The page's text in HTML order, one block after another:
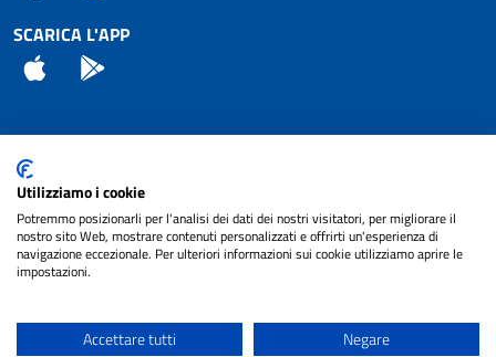
SCARICA L'APP
App Store
Attuazione Misure PNRR
Piano di miglioramento del sito
Note legali
cura diNET SMART
Utilizziamo i cookie
Potremmo posizionarli per l'analisi dei dati dei nostri visitatori, per migliorare il
nostro sito Web, mostrare contenuti personalizzati e offrirti un'esperienza di
navigazione eccezionale. Per ulteriori informazioni sui cookie utilizziamo aprire le
impostazioni.
Accettare tutti Negare